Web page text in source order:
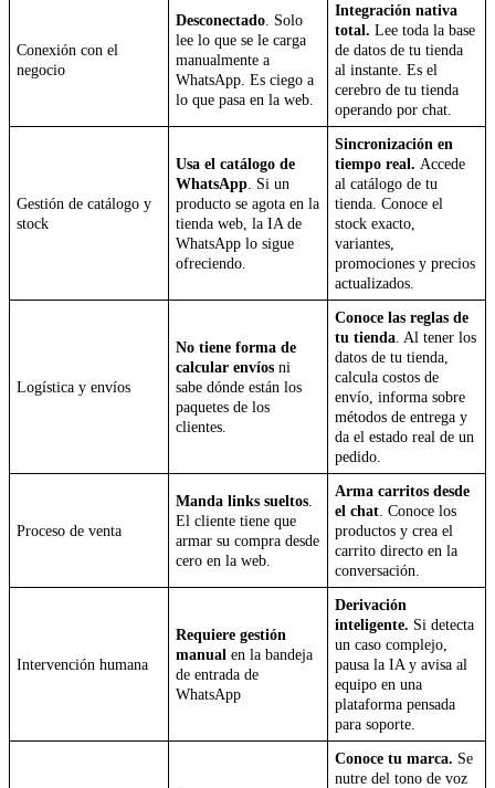
Conexión con el
negocio
Desconectado . Solo
lee lo que se le carga
manualmente a
WhatsApp. Es ciego a
lo que pasa en la web.
Integración nativa
total. Lee toda la base
de datos de tu tienda
al instante. Es el
cerebro de tu tienda
operando por chat.
Gestión de catálogo y
stock
Usa el catálogo de
WhatsApp . Si un
producto se agota en la
tienda web, la IA de
WhatsApp lo sigue
ofreciendo.
Sincronización en
tiempo real. Accede
al catálogo de tu
tienda. Conoce el
stock exacto,
variantes,
promociones y precios
actualizados.
Logística y envíos
No tiene forma de
calcular envíos ni
sabe dónde están los
paquetes de los
clientes.
Conoce las reglas de
tu tienda . Al tener los
datos de tu tienda,
calcula costos de
envío, informa sobre
métodos de entrega y
da el estado real de un
pedido.
Proceso de venta
Manda links sueltos
El cliente tiene que
armar su compra desde
cero en la web.
Arma carritos desde
el chat . Conoce los
productos y crea el
carrito directo en la
conversación.
Intervención humana
Requiere gestión
manualen la bandeja
de entrada de
WhatsApp
Derivación
inteligente. Si detecta
un caso complejo,
pausa la IA y avisa al
equipo en una
plataforma pensada
para soporte.
Conoce tu marca. Se
nutre del tono de voz